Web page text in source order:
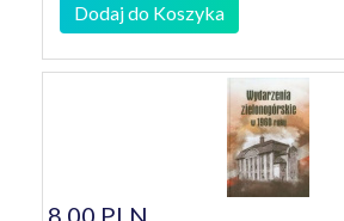
Dodaj do Koszyka
8,00 PLN